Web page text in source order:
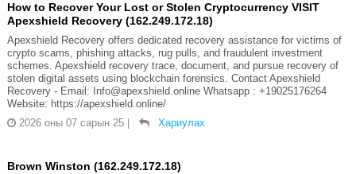
How to Recover Your Lost or Stolen Cryptocurrency VISIT
Apexshield Recovery (162.249.172.18)
Apexshield Recovery offers dedicated recovery assistance for victims of
crypto scams, phishing attacks, rug pulls, and fraudulent investment
schemes. Apexshield recovery trace, document, and pursue recovery of
stolen digital assets using blockchain forensics. Contact Apexshield
Recovery - Email: Info@apexshield.online Whatsapp : +19025176264
Website: https://apexshield.online/
2026 оны 07 сарын 25
Хариулах
Brown Winston (162.249.172.18)